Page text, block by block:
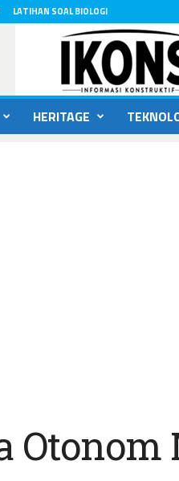
LATIHAN SOAL BIOLOGI
HERITAGE